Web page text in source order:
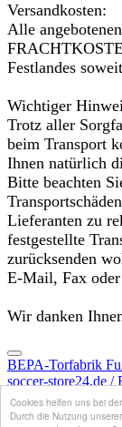
Cookies helfen uns bei
Durch die Nutzung
Versandkosten:
Alle
Festlandes
Wichtiger
Trotz aller
beim Transport
Ihnen natürlich
Bitte beachten
Lieferanten zu
festgestellte
zurücksenden
E-Mail, Fax
Wir danken
BEPA-Torfabrik
soccer-store24.de
Kontakt|Infos